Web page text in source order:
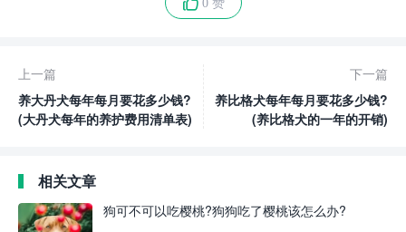
0 赞
上一篇
养大丹犬每年每月要花多少钱?
(大丹犬每年的养护费用清单表)
下一篇
养比格犬每年每月要花多少钱?
(养比格犬的一年的开销)
相关文章
狗可不可以吃樱桃?狗狗吃了樱桃该怎么办?